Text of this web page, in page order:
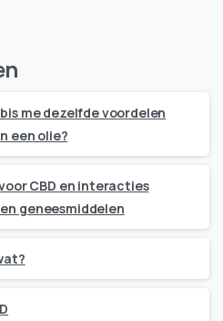
me dezelfde voordelen
een olie?
CBD en interacties
geneesmiddelen